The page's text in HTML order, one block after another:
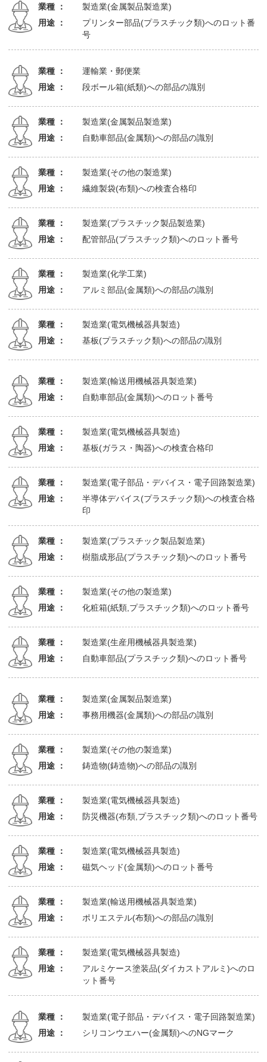
業種 ：
製造業(金属製品製造業)
用途 ：
プリンター部品(プラスチック類)へのロット番
号
業種 ：
運輸業・郵便業
用途 ：
段ボール箱(紙類)への部品の識別
業種 ：
製造業(金属製品製造業)
用途 ：
自動車部品(金属類)への部品の識別
業種 ：
製造業(その他の製造業)
用途 ：
繊維製袋(布類)への検査合格印
業種 ：
製造業(プラスチック製品製造業)
用途 ：
配管部品(プラスチック類)へのロット番号
業種 ：
製造業(化学工業)
用途 ：
アルミ部品(金属類)への部品の識別
業種 ：
製造業(電気機械器具製造)
用途 ：
基板(プラスチック類)への部品の識別
業種 ：
製造業(輸送用機械器具製造業)
用途 ：
自動車部品(金属類)へのロット番号
業種 ：
製造業(電気機械器具製造)
用途 ：
基板(ガラス・陶器)への検査合格印
業種 ：
製造業(電子部品・デバイス・電子回路製造業)
用途 ：
半導体デバイス(プラスチック類)への検査合格
印
業種 ：
製造業(プラスチック製品製造業)
用途 ：
樹脂成形品(プラスチック類)へのロット番号
業種 ：
製造業(その他の製造業)
用途 ：
化粧箱(紙類,プラスチック類)へのロット番号
業種 ：
製造業(生産用機械器具製造業)
用途 ：
自動車部品(プラスチック類)へのロット番号
業種 ：
製造業(金属製品製造業)
用途 ：
事務用機器(金属類)への部品の識別
業種 ：
製造業(その他の製造業)
用途 ：
鋳造物(鋳造物)への部品の識別
業種 ：
製造業(電気機械器具製造)
用途 ：
防災機器(布類,プラスチック類)へのロット番号
業種 ：
製造業(電気機械器具製造)
用途 ：
磁気ヘッド(金属類)へのロット番号
業種 ：
製造業(輸送用機械器具製造業)
用途 ：
ポリエステル(布類)への部品の識別
業種 ：
製造業(電気機械器具製造)
用途 ：
アルミケース塗装品(ダイカストアルミ)へのロ
ット番号
業種 ：
製造業(電子部品・デバイス・電子回路製造業)
用途 ：
シリコンウエハー(金属類)へのNGマーク